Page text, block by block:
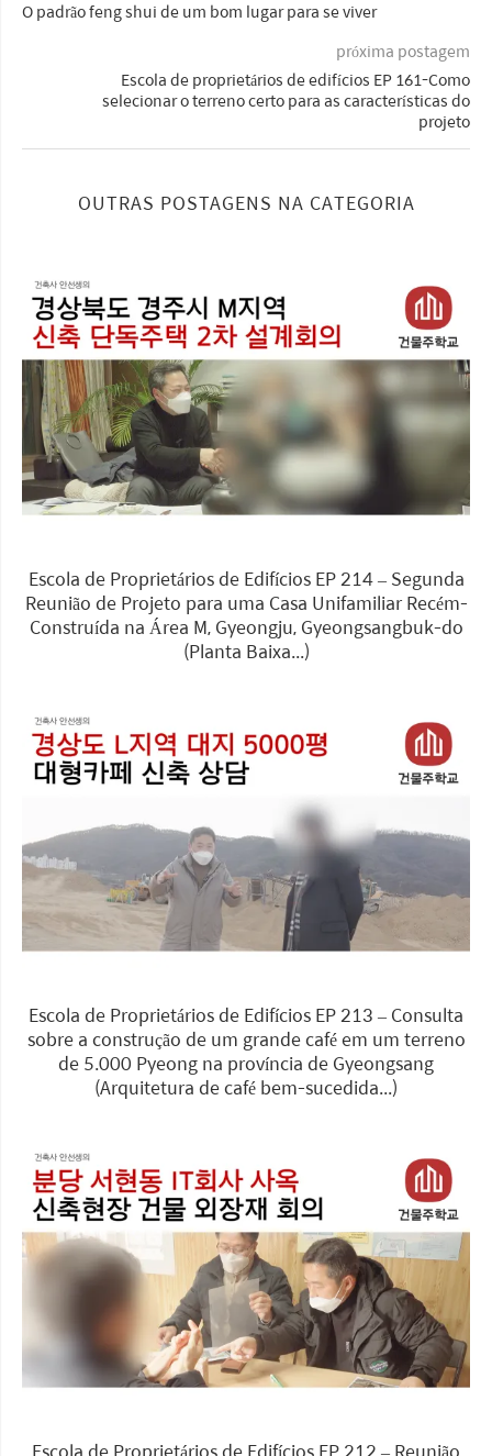
O padrão feng shui de um bom lugar para se viver
próxima postagem
Escola de proprietários de edifícios EP 161-Como
selecionar o terreno certo para as características do
projeto
OUTRAS POSTAGENS NA CATEGORIA
Escola de Proprietários de Edifícios EP 214 – Segunda
Reunião de Projeto para uma Casa Unifamiliar Recém-
Construída na Área M, Gyeongju, Gyeongsangbuk-do
(Planta Baixa...)
Escola de Proprietários de Edifícios EP 213 – Consulta
sobre a construção de um grande café em um terreno
de 5.000 Pyeong na província de Gyeongsang
(Arquitetura de café bem-sucedida...)